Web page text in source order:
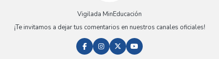
Vigilada MinEducación
¡Te invitamos a dejar tus comentarios en nuestros canales oficiales!